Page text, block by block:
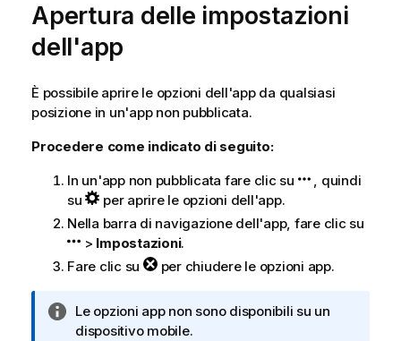
g
g
e
i
m
n
Apertura delle impostazioni
dell'app
È possibile aprire le opzioni dell'app da qualsiasi
posizione in un'app non pubblicata.
Procedere come indicato di seguito:
In un'app non pubblicata fare clic su
, quindi
su
per aprire le opzioni dell'app.
Nella barra di navigazione dell'app, fare clic su
> Impostazioni.
Fare clic su
per chiudere le opzioni app.
N
o
Le opzioni app non sono disponibili su un
dispositivo mobile.